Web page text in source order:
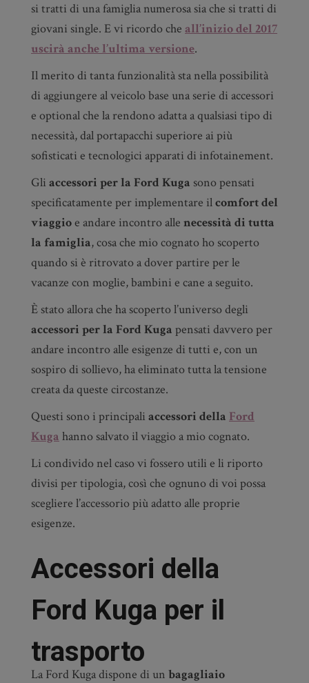
si tratti di una famiglia numerosa sia che si tratti di
giovani single. E vi ricordo che all’inizio del 2017
uscirà anche l’ultima versione.
Il merito di tanta funzionalità sta nella possibilità
di aggiungere al veicolo base una serie di accessori
e optional che la rendono adatta a qualsiasi tipo di
necessità, dal portapacchi superiore ai più
sofisticati e tecnologici apparati di infotainement.
Gli accessori per la Ford Kuga sono pensati
specificatamente per implementare ilcomfort del
viaggioe andare incontro alle necessità di tutta
la famiglia, cosa che mio cognato ho scoperto
quando si è ritrovato a dover partire per le
vacanze con moglie, bambini e cane a seguito.
È stato allora che ha scoperto l’universo degli
accessori per la Ford Kuga pensati davvero per
andare incontro alle esigenze di tutti e, con un
sospiro di sollievo, ha eliminato tutta la tensione
creata da queste circostanze.
Questi sono i principali accessori della Ford
Kuga hanno salvato il viaggio a mio cognato.
Li condivido nel caso vi fossero utili e li riporto
divisi per tipologia, così che ognuno di voi possa
scegliere l’accessorio più adatto alle proprie
esigenze.
Accessori della
Ford Kuga per il
trasporto
La Ford Kuga dispone di un bagagliaio